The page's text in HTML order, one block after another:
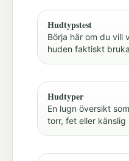
Hudtypstest
Börja här om du vill
huden faktiskt
Hudtyper
En lugn översikt
torr, fet eller